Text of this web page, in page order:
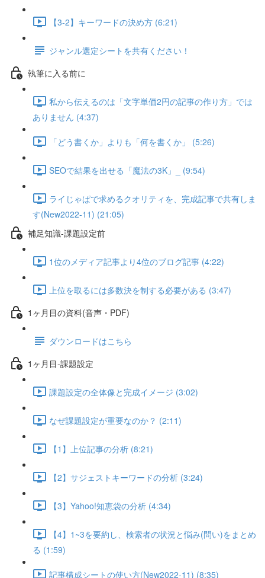
【3-2】キーワードの決め方 (6:21)
ジャンル選定シートを共有ください！
執筆に入る前に
私から伝えるのは「文字単価2円の記事の作り方」では
ありません (4:37)
「どう書くか」よりも「何を書くか」 (5:26)
SEOで結果を出せる「魔法の3K」_ (9:54)
ライじゃぱで求めるクオリティを、完成記事で共有しま
す(New2022-11) (21:05)
補足知識-課題設定前
1位のメディア記事より4位のブログ記事 (4:22)
上位を取るには多数決を制する必要がある (3:47)
1ヶ月目の資料(音声・PDF)
ダウンロードはこちら
1ヶ月目-課題設定
課題設定の全体像と完成イメージ (3:02)
なぜ課題設定が重要なのか？ (2:11)
【1】上位記事の分析 (8:21)
【2】サジェストキーワードの分析 (3:24)
【3】Yahoo!知恵袋の分析 (4:34)
【4】1~3を要約し、検索者の状況と悩み(問い)をまとめ
る (1:59)
記事構成シートの使い方(New2022-11) (8:35)